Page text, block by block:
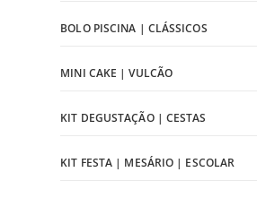
BOLO PISCINA | CLÁSSICOS
MINI CAKE | VULCÃO
KIT DEGUSTAÇÃO | CESTAS
KIT FESTA | MESÁRIO | ESCOLAR